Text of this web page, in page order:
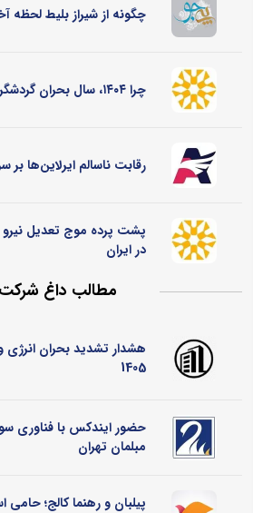
چگونه از شیراز بلیط لحظه
چرا ۱۴۰۴، سال بحران گردشگری بود؟
رقابت ناسالم ایرلاین‌ها
پشت پرده موج تعدیل نیرو
در ایران
مطالب داغ
هشدار تشدید بحران انرژی
1405
حضور ایندکس با فناوری
مبلمان تهران
پیلبان و رهنما کالج؛ حامی